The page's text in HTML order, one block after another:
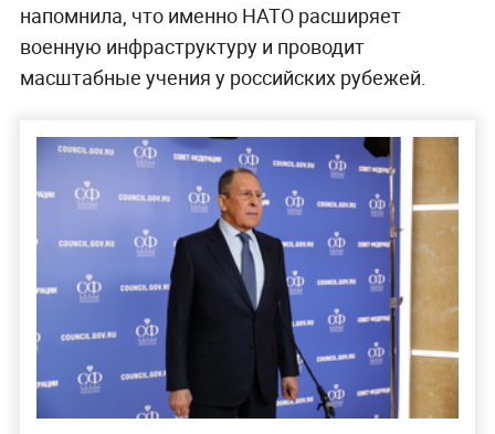
напомнила, что именно НАТО расширяет
военную инфраструктуру и проводит
масштабные учения у российских рубежей.